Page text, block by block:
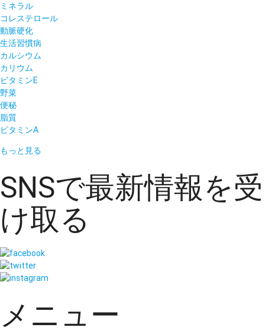
ミネラル
コレステロール
動脈硬化
生活習慣病
カルシウム
カリウム
ビタミンE
野菜
便秘
脂質
ビタミンA
もっと見る
SNSで最新情報を受
け取る
メニュー